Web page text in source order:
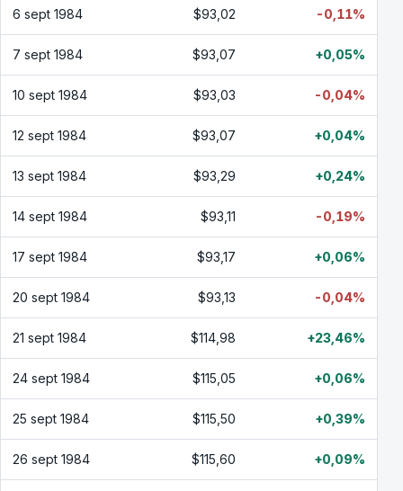
6 sept 1984 $93,02 -0,11%
7 sept 1984 $93,07 +0,05%
10 sept 1984 $93,03 -0,04%
12 sept 1984 $93,07 +0,04%
13 sept 1984 $93,29 +0,24%
14 sept 1984 $93,11 -0,19%
17 sept 1984 $93,17 +0,06%
20 sept 1984 $93,13 -0,04%
21 sept 1984 $114,98 +23,46%
24 sept 1984 $115,05 +0,06%
25 sept 1984 $115,50 +0,39%
26 sept 1984 $115,60 +0,09%